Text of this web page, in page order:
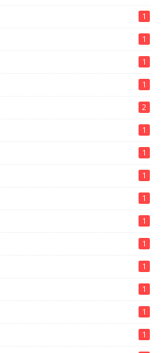
1
1
1
1
2
1
1
1
1
1
1
1
1
1
1